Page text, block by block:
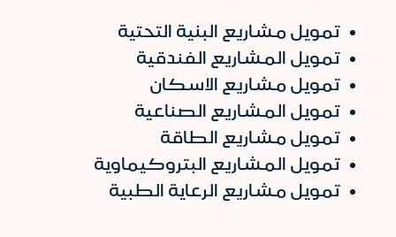
تمويل مشاريع البنية التحتية
تمويل المشاريع الفندقية
تمويل مشاريع الاسكان
تمويل المشاريع الصناعية
تمويل مشاريع الطاقة
تمويل المشاريع البتروكيماوية
تمويل مشاريع الرعاية الطبية